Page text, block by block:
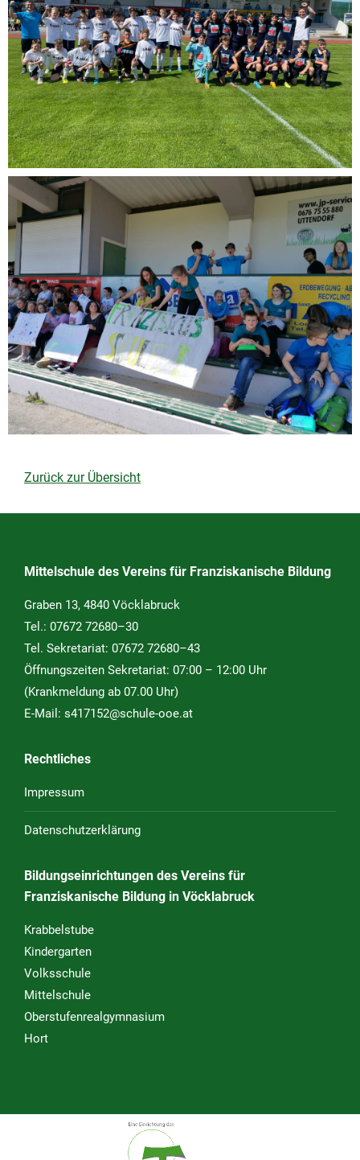
Zurück zur Übersicht
Mittelschule des Vereins für Franziskanische Bildung
Graben 13, 4840 Vöcklabruck
Tel.: 07672 72680–30
Tel. Sekretariat: 07672 72680–43
Öffnungszeiten Sekretariat: 07:00 – 12:00 Uhr
(Krankmeldung ab 07.00 Uhr)
E-Mail: s417152@schule-ooe.at
Rechtliches
Impressum
Datenschutzerklärung
Bildungseinrichtungen des Vereins für
Franziskanische Bildung in Vöcklabruck
Krabbelstube
Kindergarten
Volksschule
Mittelschule
Oberstufenrealgymnasium
Hort